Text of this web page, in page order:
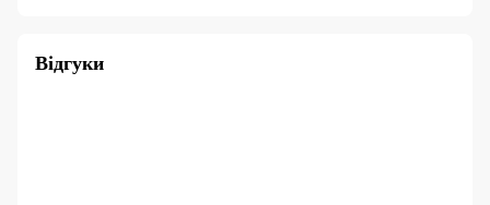
Відгуки